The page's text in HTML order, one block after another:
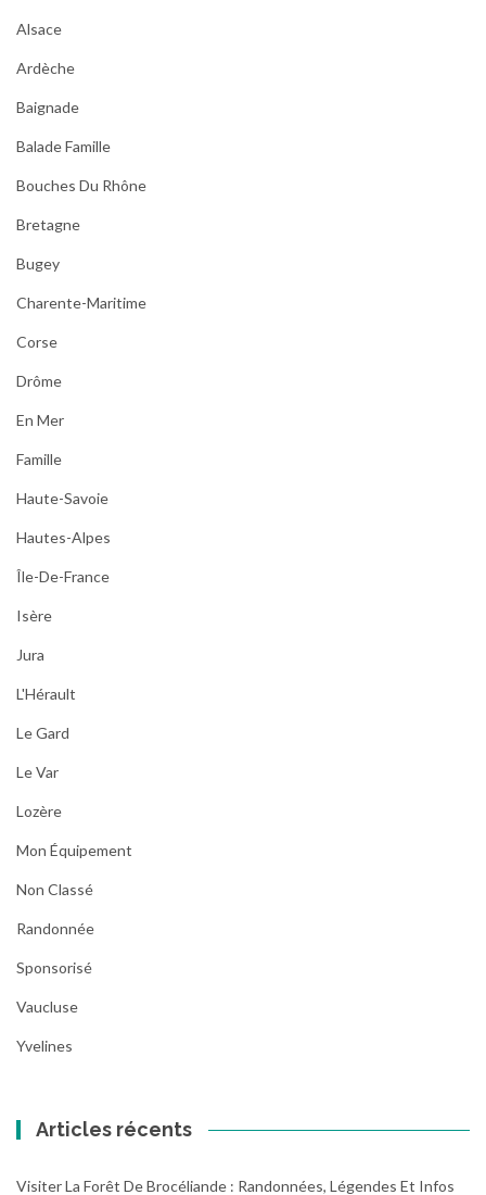
Alsace
Ardèche
Baignade
Balade Famille
Bouches Du Rhône
Bretagne
Bugey
Charente-Maritime
Corse
Drôme
En Mer
Famille
Haute-Savoie
Hautes-Alpes
Île-De-France
Isère
Jura
L'Hérault
Le Gard
Le Var
Lozère
Mon Équipement
Non Classé
Randonnée
Sponsorisé
Vaucluse
Yvelines
Articles récents
Visiter La Forêt De Brocéliande : Randonnées, Légendes Et Infos